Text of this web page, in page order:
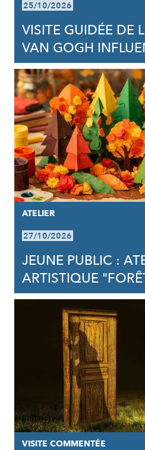
25/10/2026
VISITE GUIDÉE DE
VAN GOGH
ATELIER
27/10/2026
JEUNE PUBLIC :
ARTISTIQUE
VISITE COMMENTÉE